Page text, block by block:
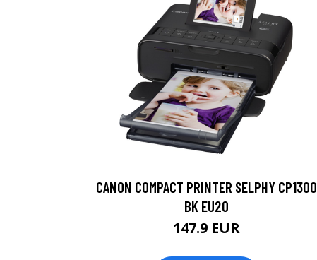
CANON COMPACT PRINTER SELPHY CP1300
BK EU20
147.9 EUR